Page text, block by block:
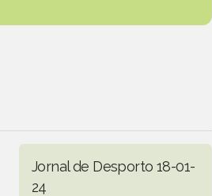
Jornal de Desporto 18-01-
24